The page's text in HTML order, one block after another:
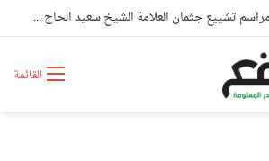
بلمهدي يشارك في مراسم تشييع جثمان العلامة الشيخ سعيد الحاج كعباش
القائمة